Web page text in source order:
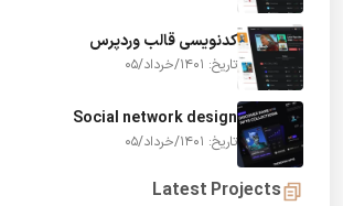
کدنویسی قالب وردپرس
تاریخ: 1401/خرداد/05
Social network design
تاریخ: 1401/خرداد/05
Latest Projects